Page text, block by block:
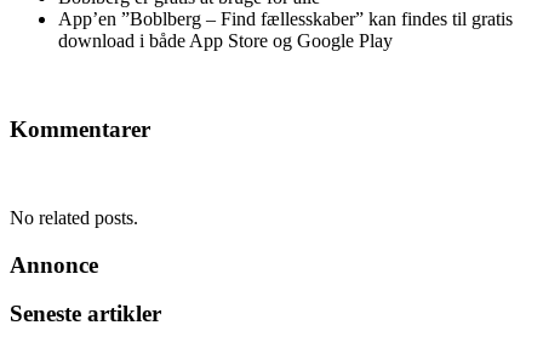
App’en ”Boblberg – Find fællesskaber” kan findes til gratis
download i både App Store og Google Play
Kommentarer
No related posts.
Annonce
Seneste artikler